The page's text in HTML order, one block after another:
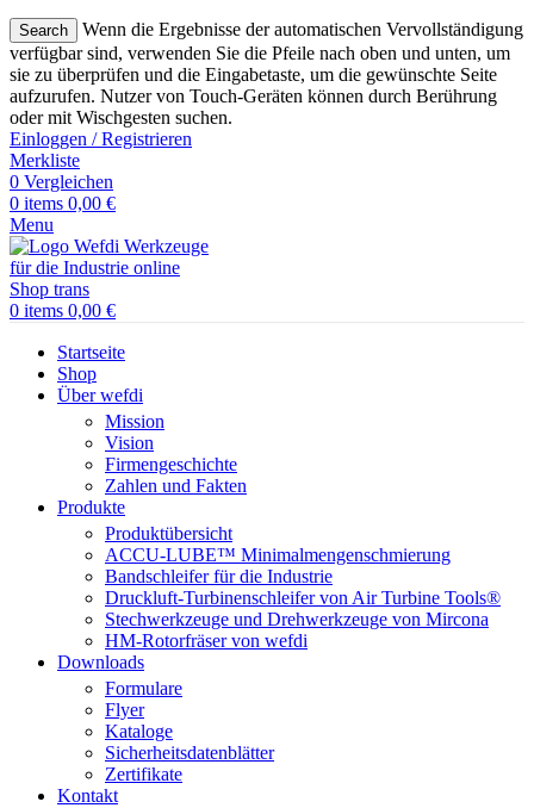
Search
Wenn die Ergebnisse der automatischen Vervollständigung
verfügbar sind, verwenden Sie die Pfeile nach oben und unten, um
sie zu überprüfen und die Eingabetaste, um die gewünschte Seite
aufzurufen. Nutzer von Touch-Geräten können durch Berührung
oder mit Wischgesten suchen.
Einloggen / Registrieren
Merkliste
0 Vergleichen
0 items 0,00 €
Menu
0 items 0,00 €
Startseite
Shop
Über wefdi
Mission
Vision
Firmengeschichte
Zahlen und Fakten
Produkte
Produktübersicht
ACCU-LUBE™ Minimalmengenschmierung
Bandschleifer für die Industrie
Druckluft-Turbinenschleifer von Air Turbine Tools®
Stechwerkzeuge und Drehwerkzeuge von Mircona
HM-Rotorfräser von wefdi
Downloads
Formulare
Flyer
Kataloge
Sicherheitsdatenblätter
Zertifikate
Kontakt